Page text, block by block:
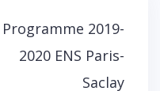
Programme 2019-
2020 ENS Paris-
Saclay